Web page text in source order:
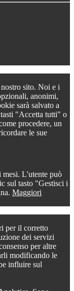
sito. Noi e i
anonimi,
sarà salvato a
"Accetta tutti" o
procedere, un
le sue
mesi. L'utente può
sul tasto "Gestisci i
Maggiori
per il corretto
dei servizi
per altre
modificando le
influire sul